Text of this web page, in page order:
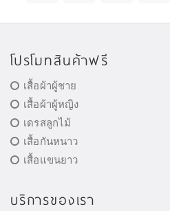
โปรโมทสินค้าฟรี
เสื้อผ้าผู้ชาย
เสื้อผ้าผู้หญิง
เดรสลูกไม้
เสื้อกันหนาว
เสื้อแขนยาว
บริการของเรา